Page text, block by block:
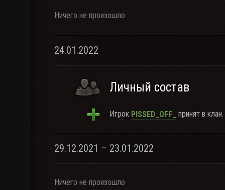
Ничего не произошло
24.01.2022
Личный состав
Игрок PISSED_OFF_ принят в клан.
29.12.2021 – 23.01.2022
Ничего не произошло